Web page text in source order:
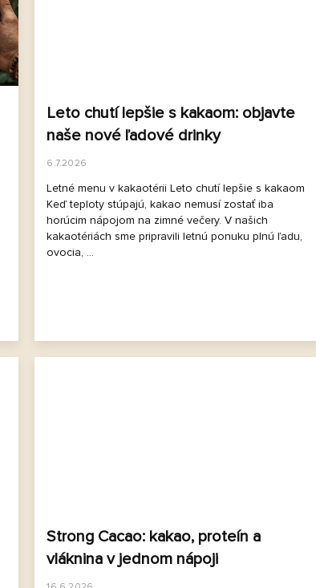
Leto chutí lepšie s kakaom: objavte
naše nové ľadové drinky
6.7.2026
Letné menu v kakaotérii Leto chutí lepšie s kakaom
Keď teploty stúpajú, kakao nemusí zostať iba
horúcim nápojom na zimné večery. V našich
kakaotériách sme pripravili letnú ponuku plnú ľadu,
ovocia, ...
Strong Cacao: kakao, proteín a
vláknina v jednom nápoji